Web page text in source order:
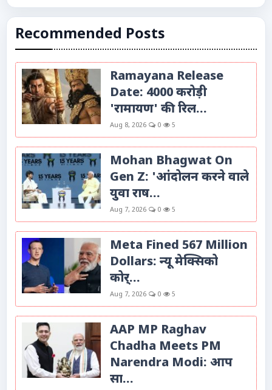
Recommended Posts
Ramayana Release
Date: 4000 करोड़ी
'रामायण' की रिल...
Aug 8, 2026 0 5
Mohan Bhagwat On
Gen Z: 'आंदोलन करने वाले
युवा राष...
Aug 7, 2026 0 5
Meta Fined 567 Million
Dollars: न्यू मेक्सिको
कोर्...
Aug 7, 2026 0 5
AAP MP Raghav
Chadha Meets PM
Narendra Modi: आप
सा...